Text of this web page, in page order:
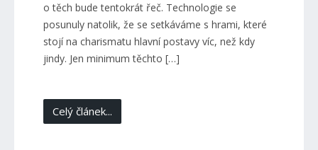
o těch bude tentokrát řeč. Technologie se
posunuly natolik, že se setkáváme s hrami, které
stojí na charismatu hlavní postavy víc, než kdy
jindy. Jen minimum těchto […]
Celý článek...